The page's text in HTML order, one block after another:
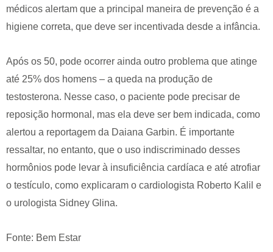
médicos alertam que a principal maneira de prevenção é a
higiene correta, que deve ser incentivada desde a infância.
Após os 50, pode ocorrer ainda outro problema que atinge
até 25% dos homens – a queda na produção de
testosterona. Nesse caso, o paciente pode precisar de
reposição hormonal, mas ela deve ser bem indicada, como
alertou a reportagem da Daiana Garbin. É importante
ressaltar, no entanto, que o uso indiscriminado desses
hormônios pode levar à insuficiência cardíaca e até atrofiar
o testículo, como explicaram o cardiologista Roberto Kalil e
o urologista Sidney Glina.
Fonte: Bem Estar